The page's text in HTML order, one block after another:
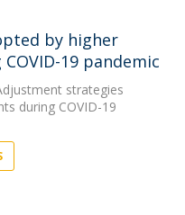
by higher
19 pandemic
strategies
during COVID-19